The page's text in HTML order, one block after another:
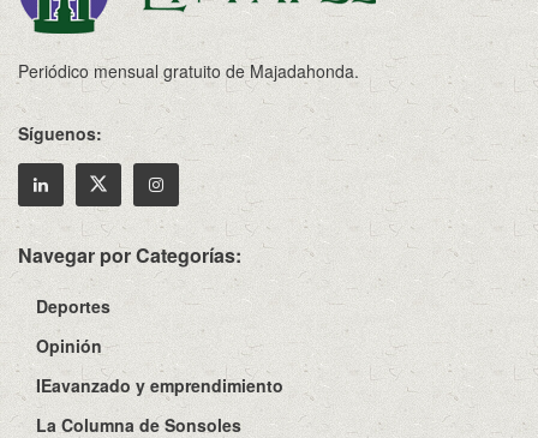
Periódico mensual gratuito de Majadahonda.
Síguenos:
Navegar por Categorías:
Deportes
Opinión
IEavanzado y emprendimiento
La Columna de Sonsoles